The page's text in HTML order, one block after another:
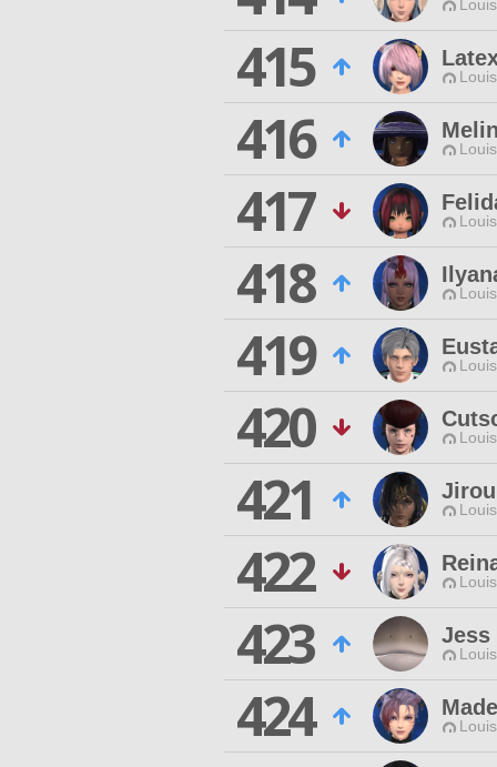
415
416
417
418
419
420
421
422
423 Jess
424